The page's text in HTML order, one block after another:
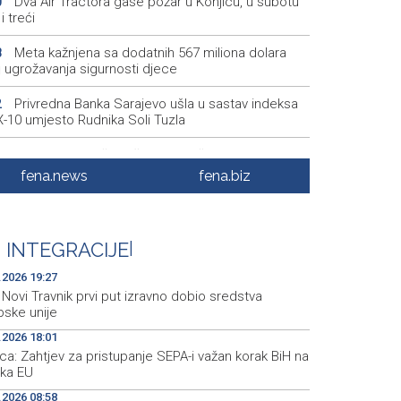
treći
Meta kažnjena sa dodatnih 567 miliona dolara
ugrožavanja sigurnosti djece
Privredna Banka Sarajevo ušla u sastav indeksa
10 umjesto Rudnika Soli Tuzla
Oko 150 izlagača stiže u Gradačac na 53.
sajam šljive
Goražde residents protest over repeated water
fena.news fena.biz
INTEGRACIJE|
19:27
Novi Travnik prvi put izravno dobio sredstva
unije
18:01
Zahtjev za pristupanje SEPA-i važan korak BiH na
EU
08:58